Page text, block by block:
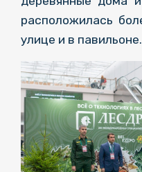
расположилась
улице и в павильоне.